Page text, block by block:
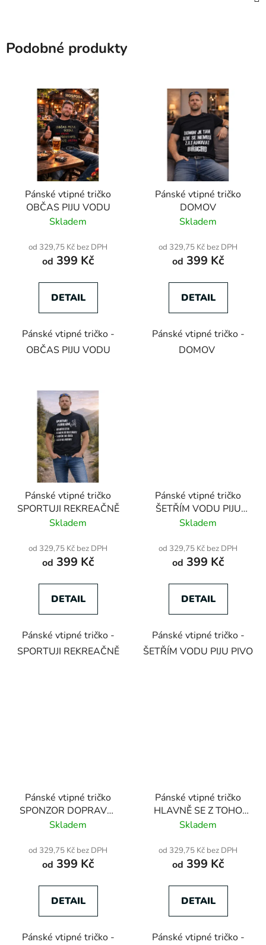
Podobné produkty
Pánské vtipné tričko
OBČAS PIJU VODU
Skladem
od 329,75 Kč bez DPH
od 399 Kč
DETAIL
Pánské vtipné tričko -
OBČAS PIJU VODU
Pánské vtipné tričko
DOMOV
Skladem
od 329,75 Kč bez DPH
od 399 Kč
DETAIL
Pánské vtipné tričko -
DOMOV
Pánské vtipné tričko
SPORTUJI REKREAČNĚ
Skladem
od 329,75 Kč bez DPH
od 399 Kč
DETAIL
Pánské vtipné tričko -
SPORTUJI REKREAČNĚ
Pánské vtipné tričko
ŠETŘÍM VODU PIJU
PIVO
Skladem
od 329,75 Kč bez DPH
od 399 Kč
DETAIL
Pánské vtipné tričko -
ŠETŘÍM VODU PIJU PIVO
Pánské vtipné tričko
SPONZOR DOPRAVNÍ
POLICIE
Skladem
od 329,75 Kč bez DPH
od 399 Kč
DETAIL
Pánské vtipné tričko -
Pánské vtipné tričko
HLAVNĚ SE Z TOHO
NEPOSRAT
Skladem
od 329,75 Kč bez DPH
od 399 Kč
DETAIL
Pánské vtipné tričko -